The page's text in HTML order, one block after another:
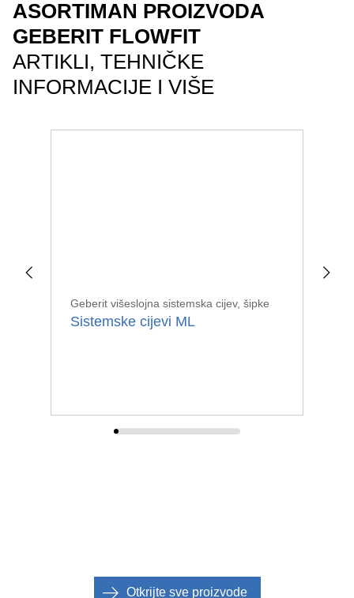
ASORTIMAN PROIZVODA
GEBERIT FLOWFIT
ARTIKLI, TEHNIČKE
INFORMACIJE I VIŠE
Geberit višeslojna sistemska cijev, šipke
Sistemske cijevi ML
Otkrijte sve proizvode